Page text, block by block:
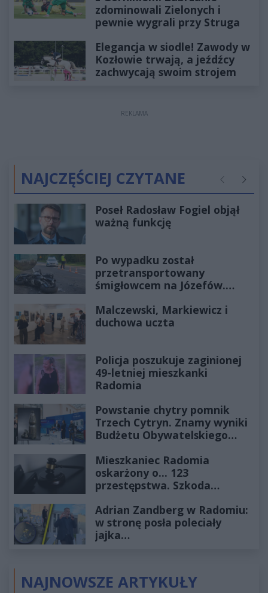
zdominowali Zielonych i
pewnie wygrali przy Struga
Elegancja w siodle! Zawody w
Kozłowie trwają, a jeźdźcy
zachwycają swoim strojem
REKLAMA
NAJCZĘŚCIEJ CZYTANE Poprzednie
Poseł Radosław Fogiel objął
ważną funkcję
Po wypadku został
przetransportowany
śmigłowcem na Józefów.
Malczewski, Markiewicz i
duchowa uczta
Policja poszukuje zaginionej
49-letniej mieszkanki
Radomia
Powstanie chytry pomnik
Trzech Cytryn. Znamy wyniki
Budżetu Obywatelskiego
Mieszkaniec Radomia
oskarżony o... 123
przestępstwa. Szkoda
złotych
Adrian Zandberg w Radomiu:
w stronę posła poleciały
jajka…
NAJNOWSZE ARTYKUŁY